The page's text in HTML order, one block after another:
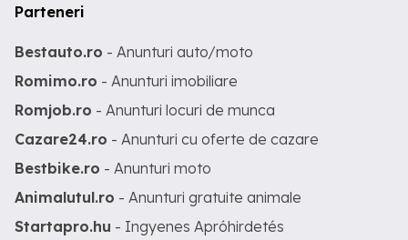
Parteneri
Bestauto.ro - Anunturi auto/moto
Romimo.ro - Anunturi imobiliare
Romjob.ro - Anunturi locuri de munca
Cazare24.ro - Anunturi cu oferte de cazare
Bestbike.ro - Anunturi moto
Animalutul.ro - Anunturi gratuite animale
Startapro.hu - Ingyenes Apróhirdetés